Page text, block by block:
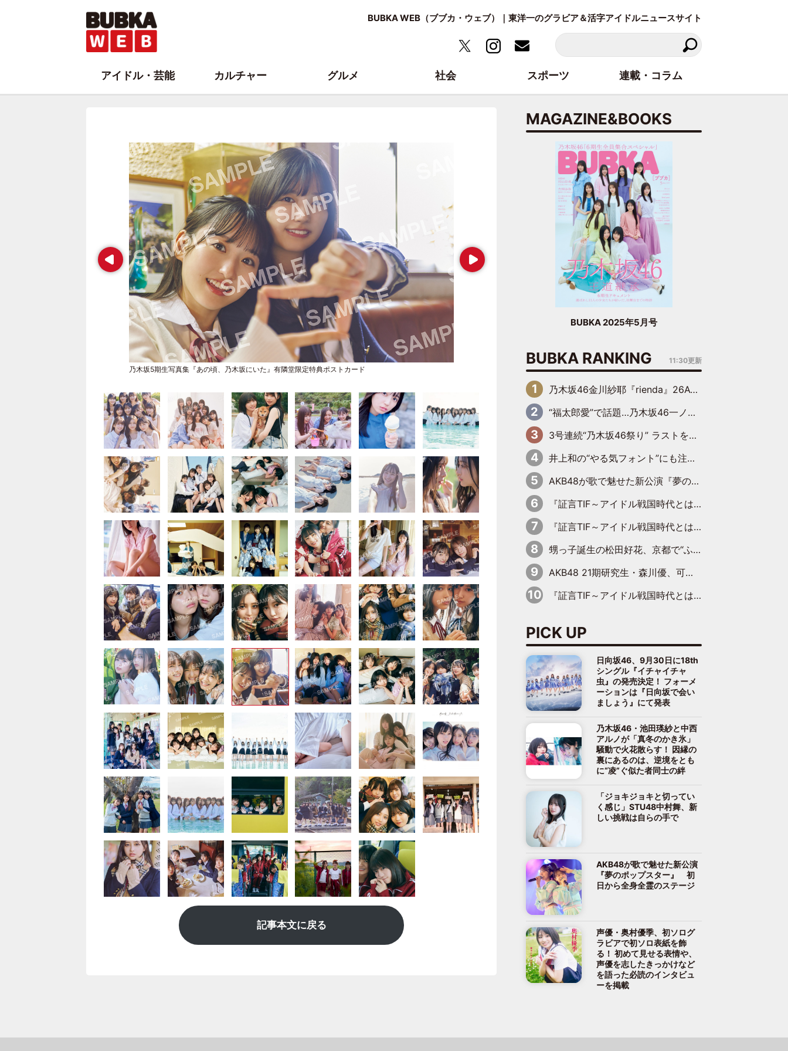
BUBKA WEB（ブブカ・ウェブ）｜東洋一のグラビア＆活字アイドルニュースサイト
Prev
乃木坂5期生写真集『あの頃、乃木坂にいた』有隣堂限定特典ポストカード
Next
記事本文に戻る
MAGAZINE&BOOKS
BUBKA 2025年5月号
BUBKA RANKING 11:30更新
乃木坂46金川紗耶『rienda』26AW LOOKモデルに就任
“福太郎愛”で話題…乃木坂46一ノ瀬美空、地元福岡『めんべい25周年トップサポーター』に就任
3号連続“乃木坂46祭り” ラストを飾るのは賀喜遥香…5年ぶりの登場に「5年分大人になった私を見ていただけたら」
井上和の“やる気フォント”にも注目 乃木坂46が挑んだ書道パフォーマンスの舞台裏
AKB48が歌で魅せた新公演『夢のポップスター』 初日から全身全霊のステージ
『証言TIF～アイドル戦国時代とはなんだったのか～』第6回：でんぱ組.inc・古川未鈴×相沢梨紗「『ハロプロやりたかったな』って言ったら、夢眠ねむさんに『てめえはでんぱ組．incなんだよ！』って肩パンされて(笑)」
『証言TIF～アイドル戦国時代とはなんだったのか～』第11回：私立恵比寿中学・真山りか×安本彩花「TIFで10年ぶりのキョンシーメイクをしたら、場を完全に引かせてしまって。時代が変わったんだなって」
甥っ子誕生の松田好花、京都で“ふたつの家族”をはしご！ “母”黒谷友香に見送られ、“父”松岡昌宏とはハシゴ酒
AKB48 21期研究生・森川優、可愛さもある大人の女性に
『証言TIF～アイドル戦国時代とはなんだったのか～』第10回：さくら学院・武藤彩未×飯田らうら「正直、中3で辞めるというのを信じてなくて。そう言われてはいたけど、嘘でしょって」
PICK UP
日向坂46、9月30日に18th
シングル『イチャイチャ
虫』の発売決定！ フォーメ
ーションは『日向坂で会い
ましょう』にて発表
乃木坂46・池田瑛紗と中西
アルノが「真冬のかき氷」
騒動で火花散らす！ 因縁の
裏にあるのは、逆境をとも
に“凌”ぐ似た者同士の絆
「ジョキジョキと切ってい
く感じ」STU48中村舞、新
しい挑戦は自らの手で
AKB48が歌で魅せた新公演
『夢のポップスター』 初
日から全身全霊のステージ
声優・奥村優季、初ソログ
ラビアで初ソロ表紙を飾
る！ 初めて見せる表情や、
声優を志したきっかけなど
を語った必読のインタビュ
ーを掲載
アイドル・芸能 カルチャー グルメ 社会 スポーツ 連載・コラム